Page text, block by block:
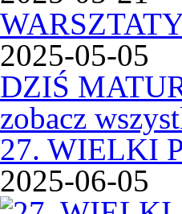
2025-05-05
DZIŚ
zobacz
27. WIELKI
2025-06-05